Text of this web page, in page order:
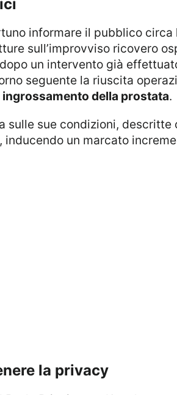
informare il pubblico circa
sull’improvviso ricovero
un intervento già
seguente la riuscita
ingrossamento della prostata.
un marcato
la privacy